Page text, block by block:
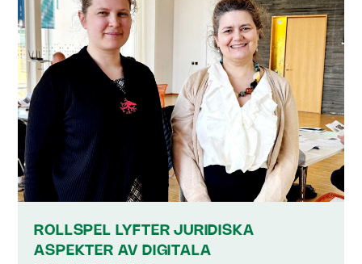
ROLLSPEL LYFTER JURIDISKA
ASPEKTER AV DIGITALA